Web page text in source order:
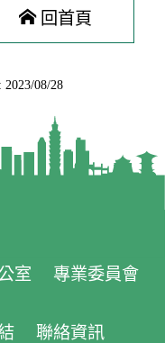
回首頁
2023/08/28
室 專業委員會
聯絡資訊